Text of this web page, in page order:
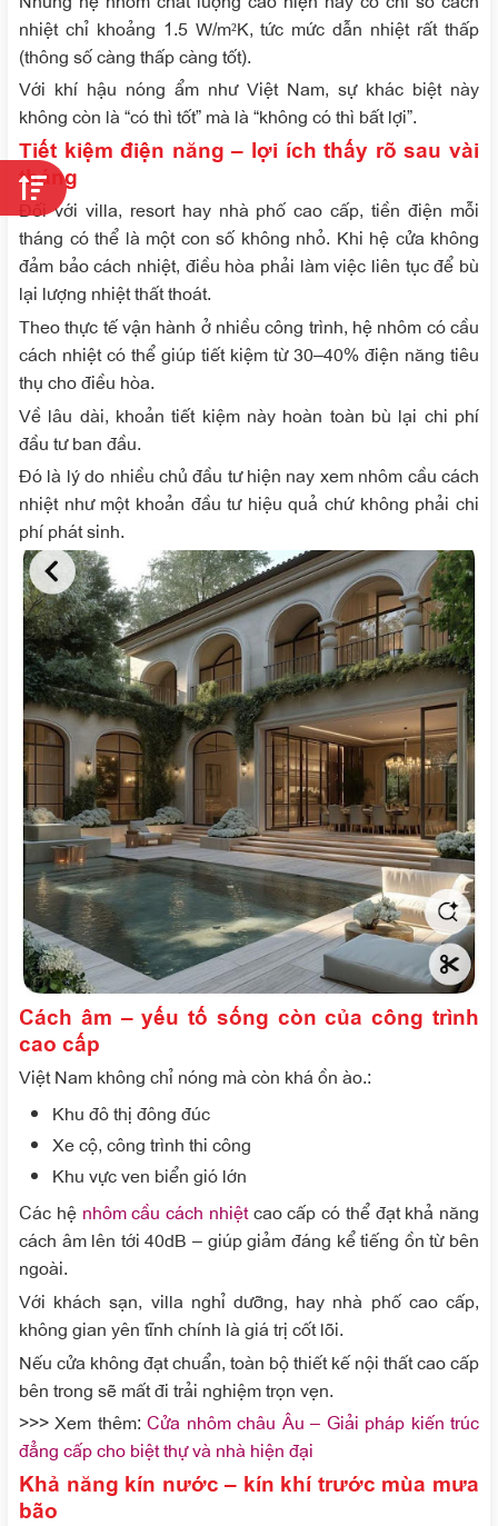
nhiệt chỉ khoảng 1.5 W/m²K, tức mức dẫn nhiệt rất thấp
(thông số càng thấp càng tốt).
Với khí hậu nóng ẩm như Việt Nam, sự khác biệt này
không còn là “có thì tốt” mà là “không có thì bất lợi”.
Tiết kiệm điện năng – lợi ích thấy rõ sau vài
tháng
Đối với villa, resort hay nhà phố cao cấp, tiền điện mỗi
tháng có thể là một con số không nhỏ. Khi hệ cửa không
đảm bảo cách nhiệt, điều hòa phải làm việc liên tục để bù
lại lượng nhiệt thất thoát.
Theo thực tế vận hành ở nhiều công trình, hệ nhôm có cầu
cách nhiệt có thể giúp tiết kiệm từ 30–40% điện năng tiêu
thụ cho điều hòa.
Về lâu dài, khoản tiết kiệm này hoàn toàn bù lại chi phí
đầu tư ban đầu.
Đó là lý do nhiều chủ đầu tư hiện nay xem nhôm cầu cách
nhiệt như một khoản đầu tư hiệu quả chứ không phải chi
phí phát sinh.
Cách âm – yếu tố sống còn của công trình
cao cấp
Việt Nam không chỉ nóng mà còn khá ồn ào.:
Khu đô thị đông đúc
Xe cộ, công trình thi công
Khu vực ven biển gió lớn
Các hệ nhôm cầu cách nhiệtcao cấp có thể đạt khả năng
cách âm lên tới 40dB – giúp giảm đáng kể tiếng ồn từ bên
ngoài.
Với khách sạn, villa nghỉ dưỡng, hay nhà phố cao cấp,
không gian yên tĩnh chính là giá trị cốt lõi.
Nếu cửa không đạt chuẩn, toàn bộ thiết kế nội thất cao cấp
bên trong sẽ mất đi trải nghiệm trọn vẹn.
>>> Xem thêm:Cửa nhôm châu Âu – Giải pháp kiến trúc
đẳng cấp cho biệt thự và nhà hiện đại
Khả năng kín nước – kín khí trước mùa mưa
bão